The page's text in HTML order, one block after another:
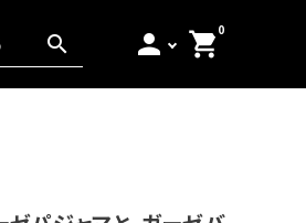
search person 0
shopping_cart